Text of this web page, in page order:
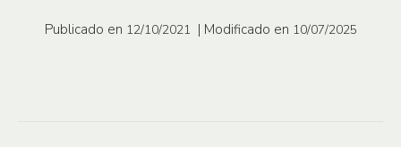
Publicado en 12/10/2021 | Modificado en 10/07/2025